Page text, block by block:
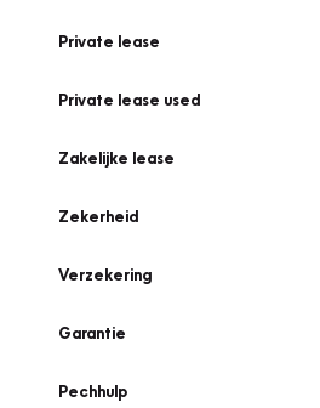
Private lease
Private lease used
Zakelijke lease
Zekerheid
Verzekering
Garantie
Pechhulp